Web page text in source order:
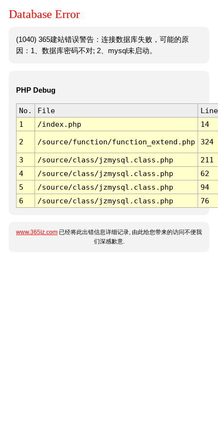
Database Error
(1040) 365建站错误警告：连接数据库失败，可能的原
因：1、数据库密码不对; 2、mysql未启动。
PHP Debug
No. File
Line
1
/index.php 14
2 /source/function/function_extend.php 324
3 /source/class/jzmysql.class.php
211
4
/source/class/jzmysql.class.php
62
5
/source/class/jzmysql.class.php
94
6
/source/class/jzmysql.class.php 76
www.365jz.com 已经将此出错信息详细记录, 由此给您带来的访问不便我
们深感歉意.